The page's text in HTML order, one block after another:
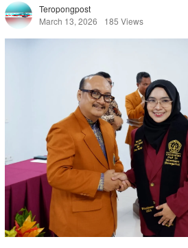
Teropongpost
March 13, 2026
185 Views